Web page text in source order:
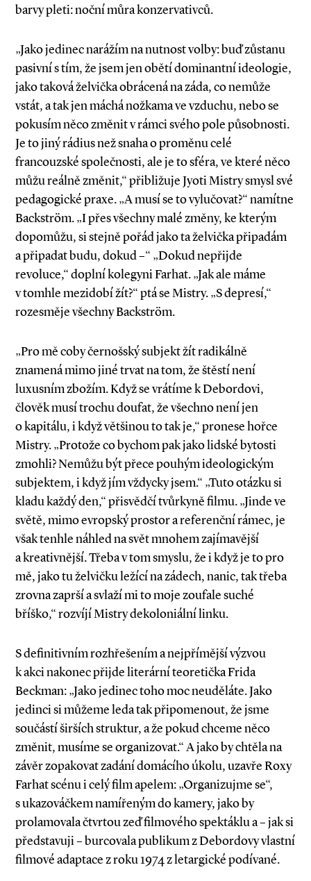
barvy pleti: noční můra konzervativců.
„Jako jedinec narážím na nutnost volby: buď zůstanu
pasivní s tím, že jsem jen obětí dominantní ideologie,
jako taková želvička obrácená na záda, co nemůže
vstát, a tak jen máchá nožkama ve vzduchu, nebo se
pokusím něco změnit v rámci svého pole působnosti.
Je to jiný rádius než snaha o proměnu celé
francouzské společnosti, ale je to sféra, ve které něco
můžu reálně změnit,“ přibližuje Jyoti Mistry smysl své
pedagogické praxe. „A musí se to vylučovat?“ namítne
Backström. „I přes všechny malé změny, ke kterým
dopomůžu, si stejně pořád jako ta želvička připadám
a připadat budu, dokud –“ „Dokud nepřijde
revoluce,“ doplní kolegyni Farhat. „Jak ale máme
v tomhle mezidobí žít?“ ptá se Mistry. „S depresí,“
rozesměje všechny Backström.
„Pro mě coby černošský subjekt žít radikálně
znamená mimo jiné trvat na tom, že štěstí není
luxusním zbožím. Když se vrátíme k Debordovi,
člověk musí trochu doufat, že všechno není jen
o kapitálu, i když většinou to tak je,“ pronese hořce
Mistry. „Protože co bychom pak jako lidské bytosti
zmohli? Nemůžu být přece pouhým ideologickým
subjektem, i když jím vždycky jsem.“ „Tuto otázku si
kladu každý den,“ přisvědčí tvůrkyně filmu. „Jinde ve
světě, mimo evropský prostor a referenční rámec, je
však tenhle náhled na svět mnohem zajímavější
a kreativnější. Třeba v tom smyslu, že i když je to pro
mě, jako tu želvičku ležící na zádech, nanic, tak třeba
zrovna zaprší a svlaží mi to moje zoufale suché
bříško,“ rozvíjí Mistry dekoloniální linku.
S definitivním rozhřešením a nejpřímější výzvou
k akci nakonec přijde literární teoretička Frida
Beckman: „Jako jedinec toho moc neuděláte. Jako
jedinci si můžeme leda tak připomenout, že jsme
součástí širších struktur, a že pokud chceme něco
změnit, musíme se organizovat.“ A jako by chtěla na
závěr zopakovat zadání domácího úkolu, uzavře Roxy
Farhat scénu i celý film apelem: „Organizujme se“,
s ukazováčkem namířeným do kamery, jako by
prolamovala čtvrtou zeď filmového spektáklu a – jak si
představuji – burcovala publikum z Debordovy vlastní
filmové adaptace z roku 1974 z letargické podívané.